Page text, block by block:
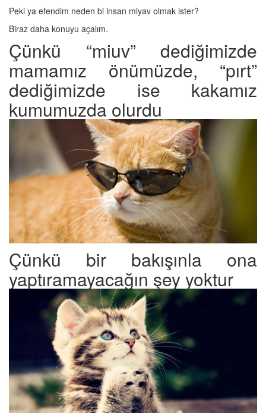
Peki ya efendim neden bi insan miyav olmak ister?
Biraz daha konuyu açalım.
Çünkü “miuv” dediğimizde
mamamız önümüzde, “pırt”
dediğimizde ise kakamız
kumumuzda olurdu
Çünkü bir bakışınla ona
yaptıramayacağın şey yoktur